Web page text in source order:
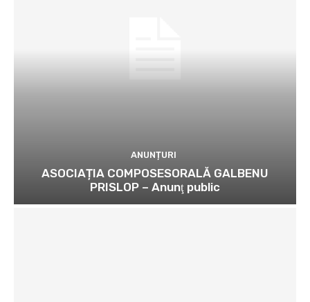
ANUNȚURI
ASOCIAȚIA COMPOSESORALĂ GALBENU
PRISLOP – Anunţ public